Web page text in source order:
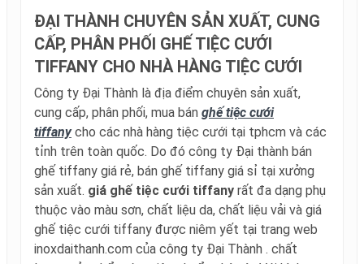
ĐẠI THÀNH CHUYÊN SẢN XUẤT, CUNG
CẤP, PHÂN PHỐI GHẾ TIỆC CƯỚI
TIFFANY CHO NHÀ HÀNG TIỆC CƯỚI
Công ty Đại Thành là địa điểm chuyên sản xuất,
cung cấp, phân phối, mua bán ghế tiệc cưới
tiffanycho các nhà hàng tiệc cưới tại tphcm và các
tỉnh trên toàn quốc. Do đó công ty Đại thành bán
ghế tiffany giá rẻ, bán ghế tiffany giá sỉ tại xưởng
sản xuất. giá ghế tiệc cưới tiffany rất đa dạng phụ
thuộc vào màu sơn, chất liệu da, chất liệu vải và giá
ghế tiệc cưới tiffany được niêm yết tại trang web
inoxdaithanh.com của công ty Đại Thành . chất